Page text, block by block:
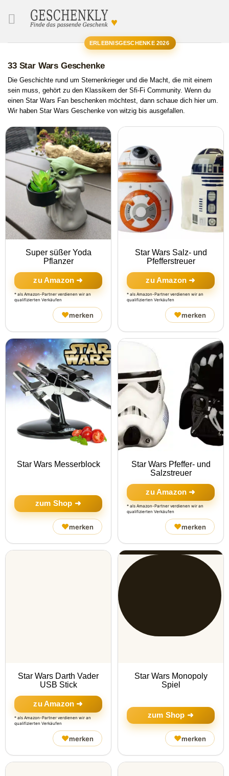
ERLEBNISGESCHENKE 2026
♥
33 Star Wars Geschenke
Die Geschichte rund um Sternenkrieger und die Macht, die mit einem
sein muss, gehört zu den Klassikern der Sfi-Fi Community. Wenn du
einen Star Wars Fan beschenken möchtest, dann schaue dich hier um.
Wir haben Star Wars Geschenke von witzig bis ausgefallen.
Super süßer Yoda
Pflanzer
zu Amazon ➜
* als Amazon-Partner verdienen wir an
qualifizierten Verkäufen
♥merken
Star Wars Salz- und
Pfefferstreuer
zu Amazon ➜
* als Amazon-Partner verdienen wir an
qualifizierten Verkäufen
♥merken
Star Wars Messerblock
zum Shop ➜
♥merken
Star Wars Pfeffer- und
Salzstreuer
zu Amazon ➜
* als Amazon-Partner verdienen wir an
qualifizierten Verkäufen
♥merken
Star Wars Darth Vader
USB Stick
zu Amazon ➜
* als Amazon-Partner verdienen wir an
qualifizierten Verkäufen
♥merken
Star Wars Monopoly
Spiel
zum Shop ➜
♥merken